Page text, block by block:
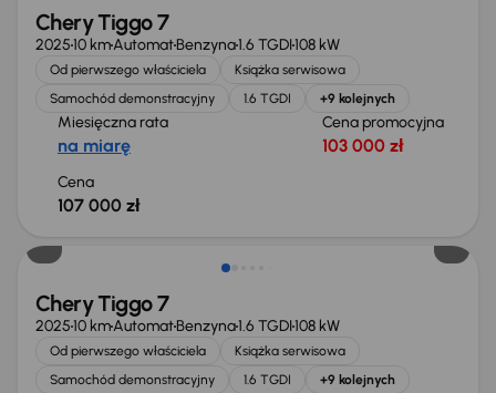
Chery Tiggo 7
202510 kmAutomatBenzyna1.6 TGDI108 kW
Od pierwszego właściciela
Książka serwisowa
Samochód demonstracyjny
1.6 TGDI +9 kolejnych
Miesięczna rata
na miarę
Cena promocyjna
103 000 zł
Cena
107 000 zł
Chery Tiggo 7
202510 kmAutomatBenzyna1.6 TGDI108 kW
Od pierwszego właściciela
Książka serwisowa
Samochód demonstracyjny
1.6 TGDI +9 kolejnych